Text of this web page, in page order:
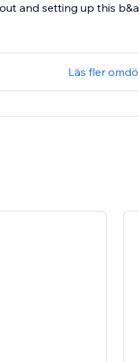
and setting up this b&a
Läs fler